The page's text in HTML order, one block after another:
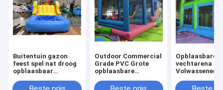
Buitentuin gazon
feest spel nat droog
opblaasbaar
obstakelbaan met
Outdoor Commercial
Grade PVC Grote
opblaasbare
Bounce House
Opblaasbare
vechtarena
Volwassenen
Park